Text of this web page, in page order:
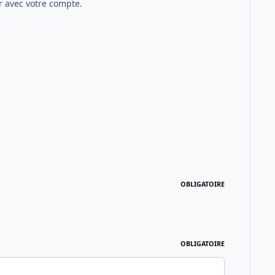
votre compte.
OBLIGATOIRE
OBLIGATOIRE